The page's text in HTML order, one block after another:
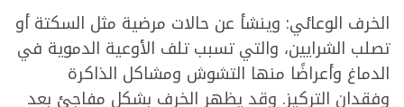
الخرف الوعائي: وينشأ عن حالات مرضية مثل السكتة أو
تصلب الشرايين، والتي تسبب تلف الأوعية الدموية في
الدماغ وأعراضًا منها التشوش ومشاكل الذاكرة
وفقدان التركيز. وقد يظهر الخرف بشكل مفاجئ بعد